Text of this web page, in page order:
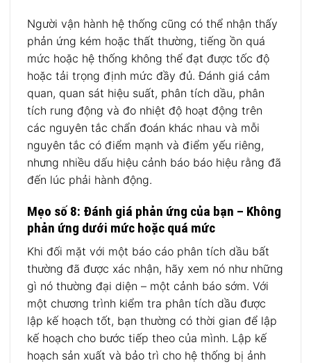
Người vận hành hệ thống cũng có thể nhận thấy
phản ứng kém hoặc thất thường, tiếng ồn quá
mức hoặc hệ thống không thể đạt được tốc độ
hoặc tải trọng định mức đầy đủ. Đánh giá cảm
quan, quan sát hiệu suất, phân tích dầu, phân
tích rung động và đo nhiệt độ hoạt động trên
các nguyên tắc chẩn đoán khác nhau và mỗi
nguyên tắc có điểm mạnh và điểm yếu riêng,
nhưng nhiều dấu hiệu cảnh báo báo hiệu rằng đã
đến lúc phải hành động.
Mẹo số 8: Đánh giá phản ứng của bạn – Không
phản ứng dưới mức hoặc quá mức
Khi đối mặt với một báo cáo phân tích dầu bất
thường đã được xác nhận, hãy xem nó như những
gì nó thường đại diện – một cảnh báo sớm. Với
một chương trình kiểm tra phân tích dầu được
lập kế hoạch tốt, bạn thường có thời gian để lập
kế hoạch cho bước tiếp theo của mình. Lập kế
hoạch sản xuất và bảo trì cho hệ thống bị ảnh